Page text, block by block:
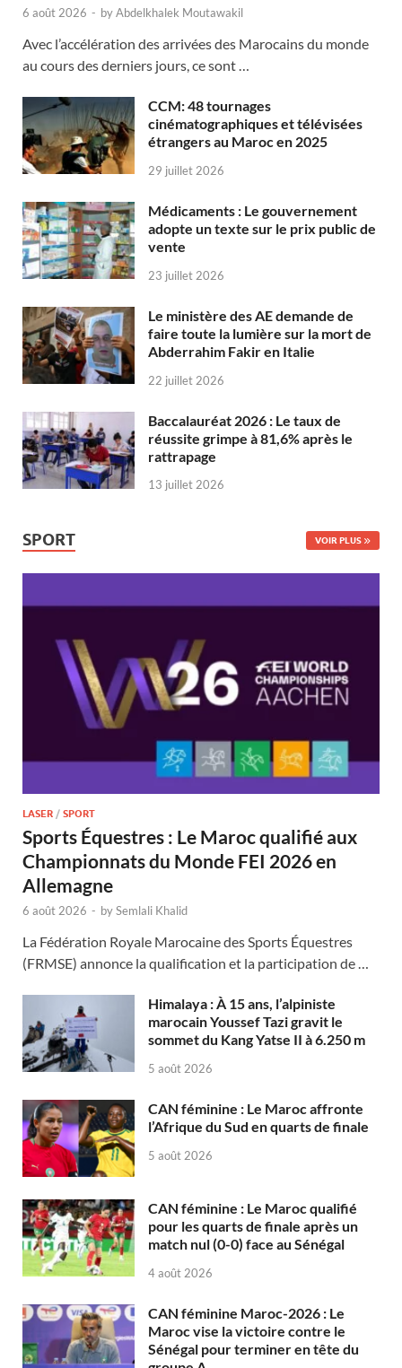
6 août 2026 - byAbdelkhalek Moutawakil
Avec l’accélération des arrivées des Marocains du monde
au cours des derniers jours, ce sont …
CCM: 48 tournages
cinématographiques et télévisées
étrangers au Maroc en 2025
29 juillet 2026
Médicaments : Le gouvernement
adopte un texte sur le prix public de
vente
23 juillet 2026
Le ministère des AE demande de
faire toute la lumière sur la mort de
Abderrahim Fakir en Italie
22 juillet 2026
Baccalauréat 2026 : Le taux de
réussite grimpe à 81,6% après le
rattrapage
13 juillet 2026
SPORT VOIR PLUS
LASER / SPORT
Sports Équestres : Le Maroc qualifié aux
Championnats du Monde FEI 2026 en
Allemagne
6 août 2026 - bySemlali Khalid
La Fédération Royale Marocaine des Sports Équestres
(FRMSE) annonce la qualification et la participation de …
Himalaya : À 15 ans, l’alpiniste
marocain Youssef Tazi gravit le
sommet du Kang Yatse II à 6.250 m
5 août 2026
CAN féminine : Le Maroc affronte
l’Afrique du Sud en quarts de finale
5 août 2026
CAN féminine : Le Maroc qualifié
pour les quarts de finale après un
match nul (0-0) face au Sénégal
4 août 2026
CAN féminine Maroc-2026 : Le
Maroc vise la victoire contre le
Sénégal pour terminer en tête du